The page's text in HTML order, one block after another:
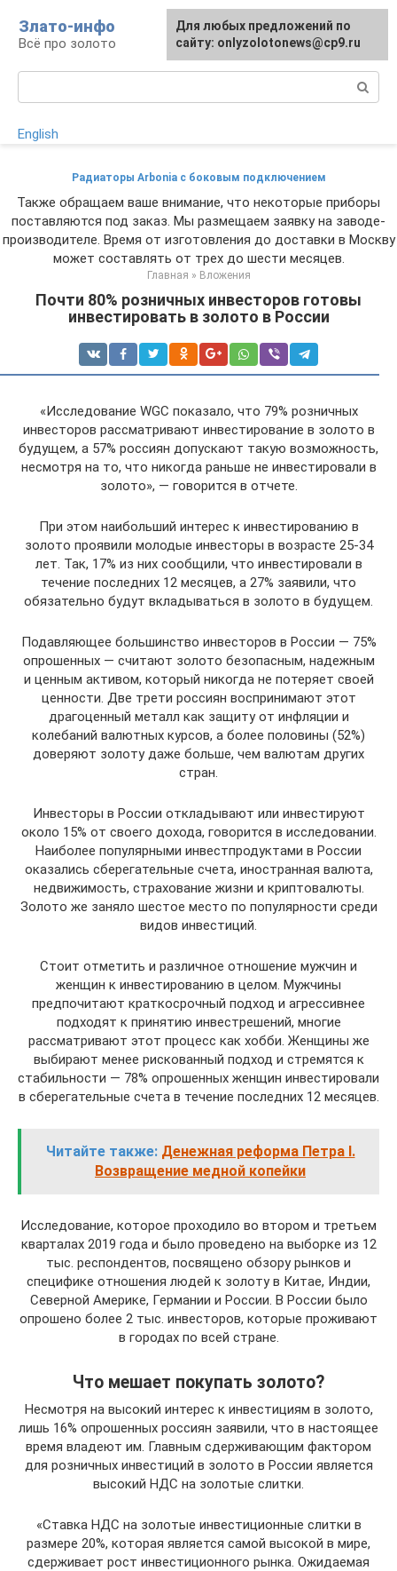
контенту
Злато-инфо
Всё про золото
English
Радиаторы Arbonia с боковым подключением
Также обращаем ваше внимание, что некоторые приборы
поставляются под заказ. Мы размещаем заявку на заводе-
производителе. Время от изготовления до доставки в Москву
может составлять от трех до шести месяцев.
Главная » Вложения
Почти 80% розничных инвесторов готовы
инвестировать в золото в России
«Исследование WGC показало, что 79% розничных
инвесторов рассматривают инвестирование в золото в
будущем, а 57% россиян допускают такую возможность,
несмотря на то, что никогда раньше не инвестировали в
золото», — говорится в отчете.
При этом наибольший интерес к инвестированию в
золото проявили молодые инвесторы в возрасте 25-34
лет. Так, 17% из них сообщили, что инвестировали в
течение последних 12 месяцев, а 27% заявили, что
обязательно будут вкладываться в золото в будущем.
Подавляющее большинство инвесторов в России — 75%
опрошенных — считают золото безопасным, надежным
и ценным активом, который никогда не потеряет своей
ценности. Две трети россиян воспринимают этот
драгоценный металл как защиту от инфляции и
колебаний валютных курсов, а более половины (52%)
доверяют золоту даже больше, чем валютам других
стран.
Инвесторы в России откладывают или инвестируют
около 15% от своего дохода, говорится в исследовании.
Наиболее популярными инвестпродуктами в России
оказались сберегательные счета, иностранная валюта,
недвижимость, страхование жизни и криптовалюты.
Золото же заняло шестое место по популярности среди
видов инвестиций.
Стоит отметить и различное отношение мужчин и
женщин к инвестированию в целом. Мужчины
предпочитают краткосрочный подход и агрессивнее
подходят к принятию инвестрешений, многие
рассматривают этот процесс как хобби. Женщины же
выбирают менее рискованный подход и стремятся к
стабильности — 78% опрошенных женщин инвестировали
в сберегательные счета в течение последних 12 месяцев.
Читайте также: Денежная реформа Петра I.
Возвращение медной копейки
Исследование, которое проходило во втором и третьем
кварталах 2019 года и было проведено на выборке из 12
тыс. респондентов, посвящено обзору рынков и
специфике отношения людей к золоту в Китае, Индии,
Северной Америке, Германии и России. В России было
опрошено более 2 тыс. инвесторов, которые проживают
в городах по всей стране.
Что мешает покупать золото?
Несмотря на высокий интерес к инвестициям в золото,
лишь 16% опрошенных россиян заявили, что в настоящее
время владеют им. Главным сдерживающим фактором
для розничных инвестиций в золото в России является
высокий НДС на золотые слитки.
«Ставка НДС на золотые инвестиционные слитки в
размере 20%, которая является самой высокой в мире,
сдерживает рост инвестиционного рынка. Ожидаемая
Для любых предложений по
сайту: onlyzolotonews@cp9.ru